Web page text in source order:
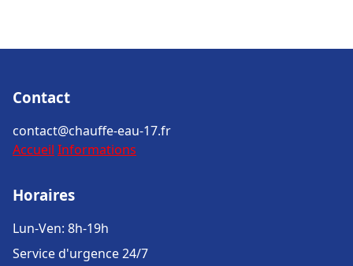
Contact
contact@chauffe-eau-17.fr
Accueil Informations
Horaires
Lun-Ven: 8h-19h
Service d'urgence 24/7